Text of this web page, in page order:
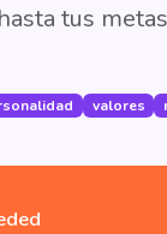
tus
valores